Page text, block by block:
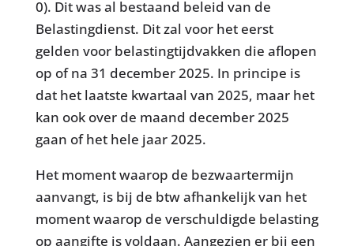
0). Dit was al bestaand beleid van de
Belastingdienst. Dit zal voor het eerst
gelden voor belastingtijdvakken die aflopen
op of na 31 december 2025. In principe is
dat het laatste kwartaal van 2025, maar het
kan ook over de maand december 2025
gaan of het hele jaar 2025.
Het moment waarop de bezwaartermijn
aanvangt, is bij de btw afhankelijk van het
moment waarop de verschuldigde belasting
op aangifte is voldaan. Aangezien er bij een